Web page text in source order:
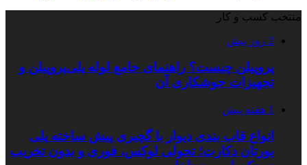
منتخب کسب و کار
2 روز پیش
پروپیلن چیست؟ راهنمای جامع لوله پلی‌پروپیلن و
تجهیزات جوشکاری آن
1 هفته پیش
انواع قاب بندی دیوار با گچبری پیش ساخته پلی
یورتان دکارت؛ تحولی لوکس، فوری و بدون تخریب